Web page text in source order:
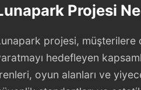
Projesi
projesi, müşterilere
hedefleyen
oyun alanları ve